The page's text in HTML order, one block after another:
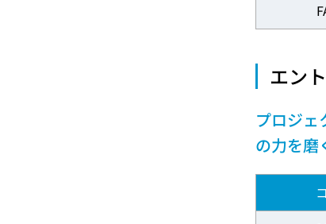
エン
プロジェ
の力を磨